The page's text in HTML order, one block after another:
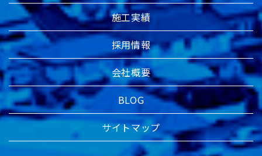
施工実績
採用情報
会社概要
BLOG
サイトマップ